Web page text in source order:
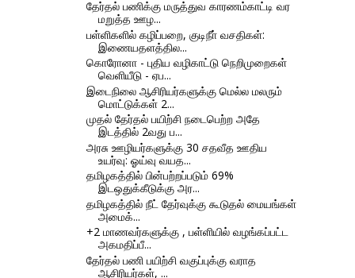
தேர்தல் பணிக்கு மருத்துவ காரணம்காட்டி வர
மறுத்த ஊழ...
பள்ளிகளில் கழிப்பறை, குடிநீா் வசதிகள்:
இணையதளத்தில...
கொரோனா - புதிய வழிகாட்டு நெறிமுறைகள்
வெளியீடு - ஏப...
இடைநிலை ஆசிரியர்களுக்கு மெல்ல மலரும்
மொட்டுக்கள் 2...
முதல் தேர்தல் பயிற்சி நடைபெற்ற அதே
இடத்தில் 2வது ப...
அரசு ஊழியர்களுக்கு 30 சதவீத ஊதிய
உயர்வு: ஓய்வு வயத...
தமிழகத்தில் பின்பற்றப்படும் 69%
இடஒதுக்கீடுக்கு அர...
தமிழகத்தில் நீட் தேர்வுக்கு கூடுதல் மையங்கள்
அமைக்...
+2 மாணவர்களுக்கு , பள்ளியில் வழங்கப்பட்ட
அகமதிப்பீ...
தேர்தல் பணி பயிற்சி வகுப்புக்கு வராத
ஆசிரியர்கள், ...